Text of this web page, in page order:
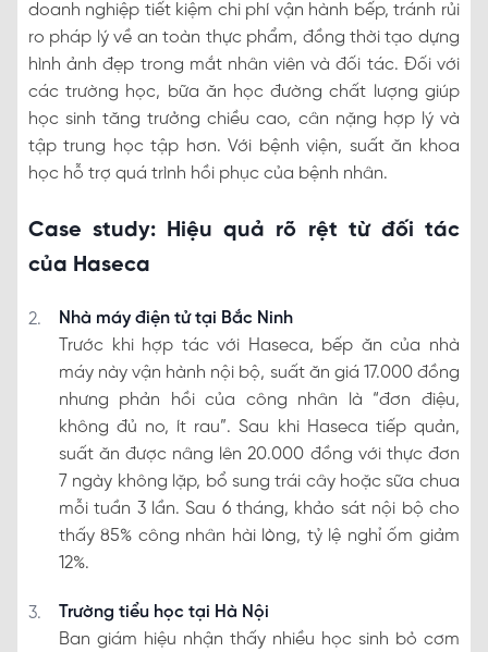
doanh nghiệp tiết kiệm chi phí vận hành bếp, tránh rủi
ro pháp lý về an toàn thực phẩm, đồng thời tạo dựng
hình ảnh đẹp trong mắt nhân viên và đối tác. Đối với
các trường học, bữa ăn học đường chất lượng giúp
học sinh tăng trưởng chiều cao, cân nặng hợp lý và
tập trung học tập hơn. Với bệnh viện, suất ăn khoa
học hỗ trợ quá trình hồi phục của bệnh nhân.
Case study: Hiệu quả rõ rệt từ đối tác
của Haseca
Nhà máy điện tử tại Bắc Ninh
Trước khi hợp tác với Haseca, bếp ăn của nhà
máy này vận hành nội bộ, suất ăn giá 17.000 đồng
nhưng phản hồi của công nhân là “đơn điệu,
không đủ no, ít rau”. Sau khi Haseca tiếp quản,
suất ăn được nâng lên 20.000 đồng với thực đơn
7 ngày không lặp, bổ sung trái cây hoặc sữa chua
mỗi tuần 3 lần. Sau 6 tháng, khảo sát nội bộ cho
thấy 85% công nhân hài lòng, tỷ lệ nghỉ ốm giảm
12%.
Trường tiểu học tại Hà Nội
Ban giám hiệu nhận thấy nhiều học sinh bỏ cơm